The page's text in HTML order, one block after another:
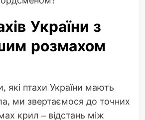
України з
розмахом
які птахи України мають
ми звертаємося до точних
крил – відстань між